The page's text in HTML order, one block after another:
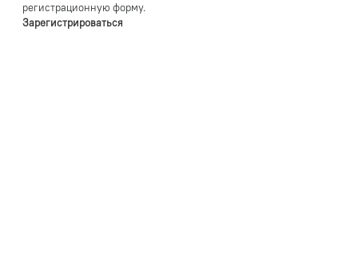
регистрационную форму.
Зарегистрироваться